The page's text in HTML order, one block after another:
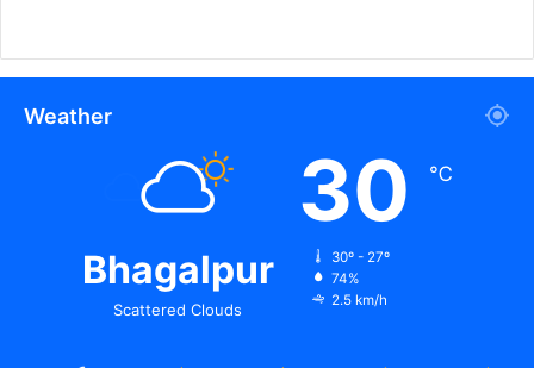
Weather
Bhagalpur
Scattered Clouds
30 ℃
30º - 27º
74%
2.5 km/h